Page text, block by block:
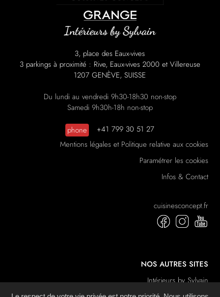
3, place des Eaux-vives
3 parkings à proximité : Rive, Eaux-vives 2000 et Villereuse
1207 GENÈVE, SUISSE
Du lundi au vendredi 9h30-18h30 non-stop
Samedi 9h30h-18h non-stop
phone
+41 799 30 51 27
Mentions légales et Politique relative aux cookies
Paramétrer les cookies
Infos & Contact
cuisinesconcept.fr
NOS AUTRES SITES
Intérieurs by Sylvain